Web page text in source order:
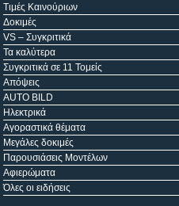
Τιμές Καινούριων
Δοκιμές
VS – Συγκριτικά
Τα καλύτερα
Συγκριτικά σε 11 Τομείς
Απόψεις
AUTO BILD
Ηλεκτρικά
Αγοραστικά θέματα
Μεγάλες δοκιμές
Παρουσιάσεις Μοντέλων
Αφιερώματα
Όλες οι ειδήσεις